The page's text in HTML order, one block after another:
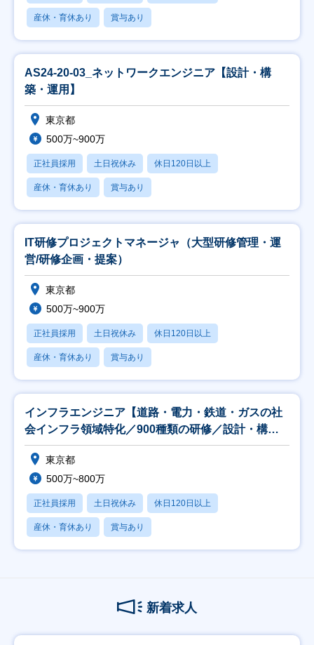
産休・育休あり 賞与あり
AS24-20-03_ネットワークエンジニア【設計・構
築・運用】
東京都
500万~900万
正社員採用 土日祝休み 休日120日以上
産休・育休あり 賞与あり
IT研修プロジェクトマネージャ（大型研修管理・運
営/研修企画・提案）
東京都
500万~900万
正社員採用 土日祝休み 休日120日以上
産休・育休あり 賞与あり
インフラエンジニア【道路・電力・鉄道・ガスの社
会インフラ領域特化／900種類の研修／設計・構築
案件】
東京都
500万~800万
正社員採用 土日祝休み 休日120日以上
産休・育休あり 賞与あり
新着求人